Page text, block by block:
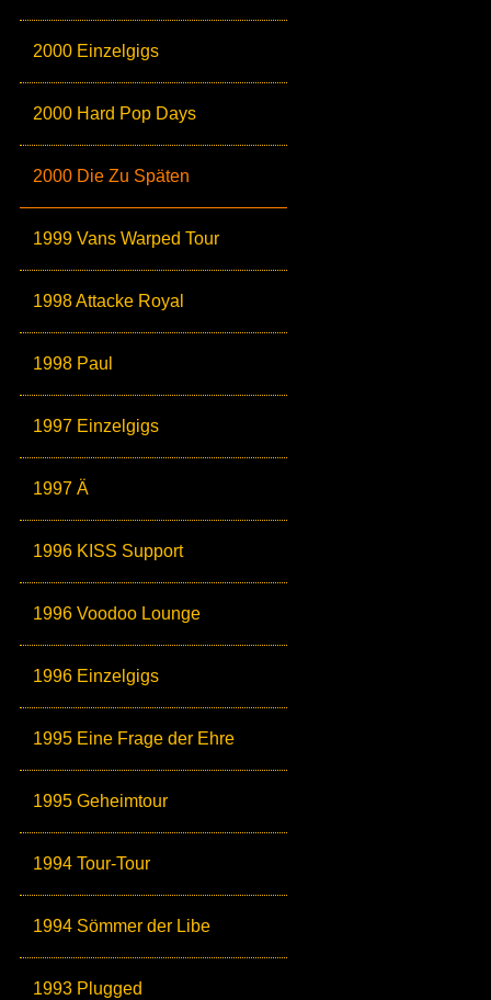
2000 Einzelgigs
2000 Hard Pop Days
2000 Die Zu Späten
1999 Vans Warped Tour
1998 Attacke Royal
1998 Paul
1997 Einzelgigs
1997 Ä
1996 KISS Support
1996 Voodoo Lounge
1996 Einzelgigs
1995 Eine Frage der Ehre
1995 Geheimtour
1994 Tour-Tour
1994 Sömmer der Libe
1993 Plugged